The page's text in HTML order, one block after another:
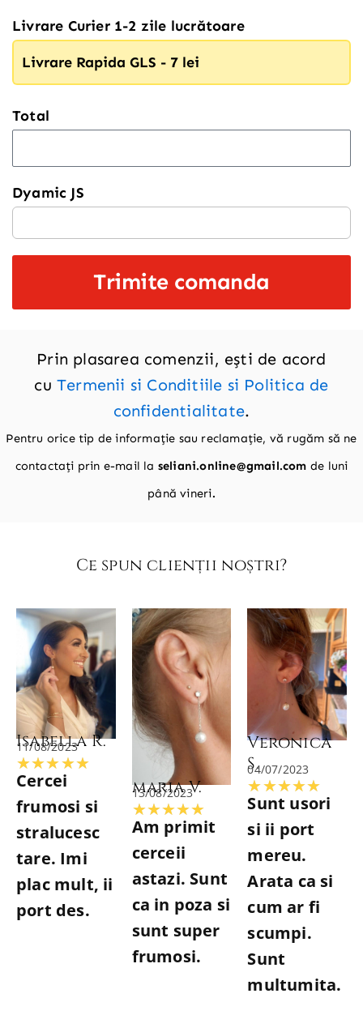
Livrare Curier 1-2 zile lucrătoare
Livrare Rapida GLS - 7 lei
Total
Dyamic JS
Trimite comanda
Prin plasarea comenzii, ești de acord
cuTermenii si Conditiile si Politica de
confidentialitate.
Pentru orice tip de informație sau reclamație, vă rugăm să ne
contactați prin e-mail la seliani.online@gmail.com de luni
până vineri.
Ce spun clienții noștri?​
Isabella R.
11/08/2023
★★★★★
5
din
Cercei
frumosi si
stralucesc
tare. Imi
plac mult, ii
port des.
maria V.
13/08/2023
★★★★★ Evaluată
la
din
5
Am primit
cerceii
astazi. Sunt
ca in poza si
sunt super
frumosi.
Veronica
S.
04/07/2023
★★★★★
la
5
Sunt usori
si ii port
mereu.
Arata ca si
cum ar fi
scumpi.
Sunt
multumita.